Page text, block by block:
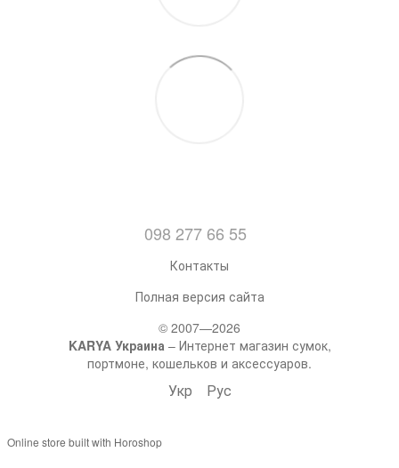
098 277 66 55
Контакты
Полная версия сайта
© 2007—2026
KARYA Украина – Интернет магазин сумок,
портмоне, кошельков и аксессуаров.
Укр Рус
Online store built with Horoshop